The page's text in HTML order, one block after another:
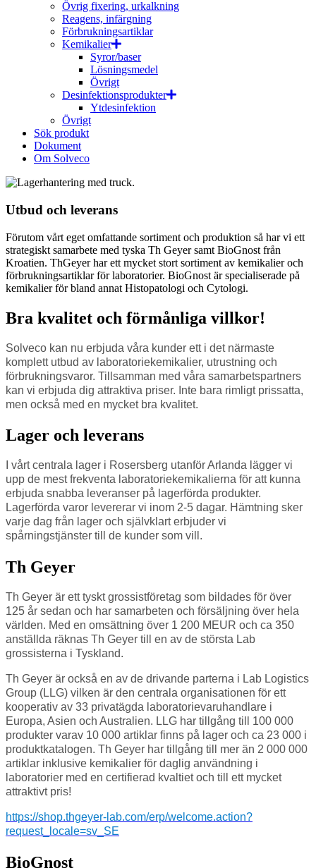
Övrig fixering, urkalkning
Reagens, infärgning
Förbrukningsartiklar
Kemikalier
Syror/baser
Lösningsmedel
Övrigt
Desinfektionsprodukter
Ytdesinfektion
Övrigt
Sök produkt
Dokument
Om Solveco
Utbud och leverans
Förutom vårt eget omfattande sortiment och produktion så har vi ett
strategiskt samarbete med tyska Th Geyer samt BioGnost från
Kroatien. ThGeyer har ett mycket stort sortiment av kemikalier och
förbrukningsartiklar för laboratorier. BioGnost är specialiserade på
kemikalier för bland annat Histopatologi och Cytologi.
Bra kvalitet och förmånliga villkor!
Solveco kan nu erbjuda våra kunder ett i det närmaste
komplett utbud av laboratoriekemikalier, utrustning och
förbrukningsvaror. Tillsamman med våra samarbetspartners
kan vi erbjuda dig attraktiva priser. Inte bara rimligt prissatta,
men också med en mycket bra kvalitet.
Lager och leverans
I vårt centrala lager i Rosersberg utanför Arlanda lägger vi
upp de mest frekventa laboratoriekemikalierna för att kunna
erbjuda snabba leveranser på lagerförda produkter.
Lagerförda varor levererar vi inom 2-5 dagar. Hämtning sker
varje dag från lager och självklart erbjuder vi
spårningstjänster till de kunder som vill.
Th Geyer
Th Geyer är ett tyskt grossistföretag som bildades för över
125 år sedan och har samarbeten och försäljning över hela
världen. Med en omsättning över 1 200 MEUR och ca 350
anställda räknas Th Geyer till en av de största Lab
grossisterna i Tyskland.
Th Geyer är också en av de drivande parterna i Lab Logistics
Group (LLG) vilken är den centrala organisationen för ett
kooperativ av 33 privatägda laboratorievaruhandlare i
Europa, Asien och Australien. LLG har tillgång till 100 000
produkter varav 10 000 artiklar finns på lager och ca 23 000 i
produktkatalogen. Th Geyer har tillgång till mer än 2 000 000
artiklar inklusive kemikalier för daglig användning i
laboratorier med en certifierad kvaltiet och till ett mycket
attraktivt pris!
https://shop.thgeyer-lab.com/erp/welcome.action?
request_locale=sv_SE
BioGnost